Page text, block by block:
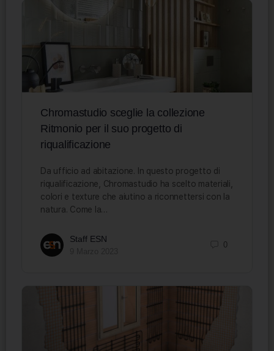
Chromastudio sceglie la collezione
Ritmonio per il suo progetto di
riqualificazione
Da ufficio ad abitazione. In questo progetto di
riqualificazione, Chromastudio ha scelto materiali,
colori e texture che aiutino a riconnettersi con la
natura. Come la…
Staff ESN
0